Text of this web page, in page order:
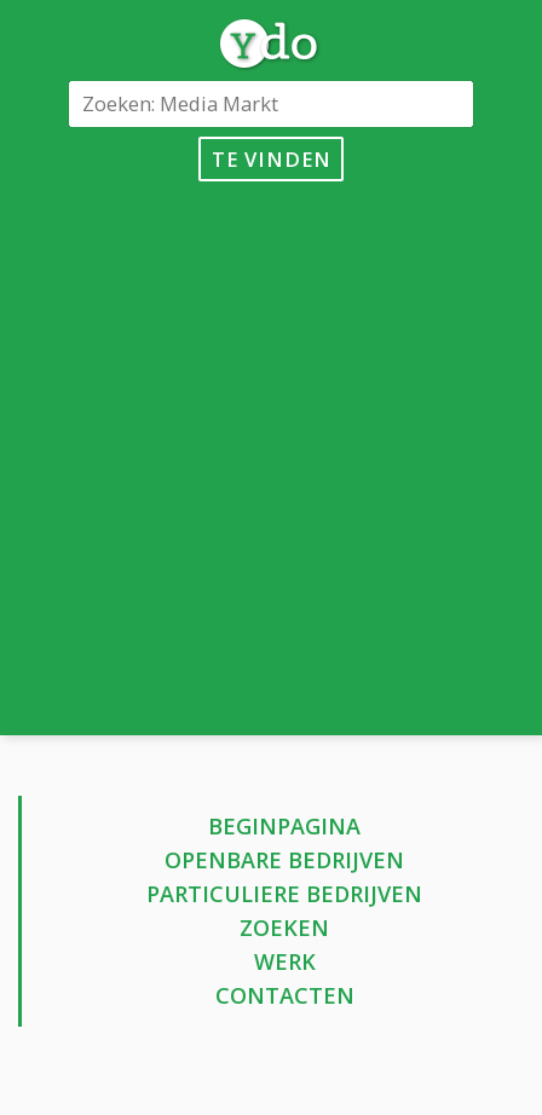
TE VINDEN
BEGINPAGINA
OPENBARE BEDRIJVEN
PARTICULIERE BEDRIJVEN
ZOEKEN
WERK
CONTACTEN